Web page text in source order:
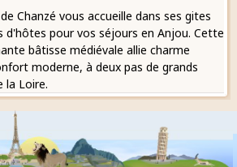
Chanzé vous accueille dans ses gites
d'hôtes pour vos séjours en Anjou. Cette
bâtisse médiévale allie charme
moderne, à deux pas de grands
la Loire.